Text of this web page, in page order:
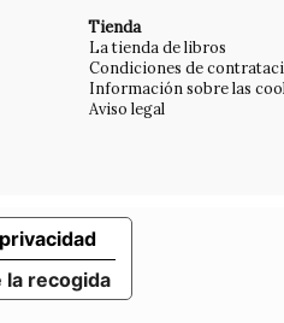
Tienda
La tienda de libros
Condiciones de
Información sobre las
Aviso legal
la recogida